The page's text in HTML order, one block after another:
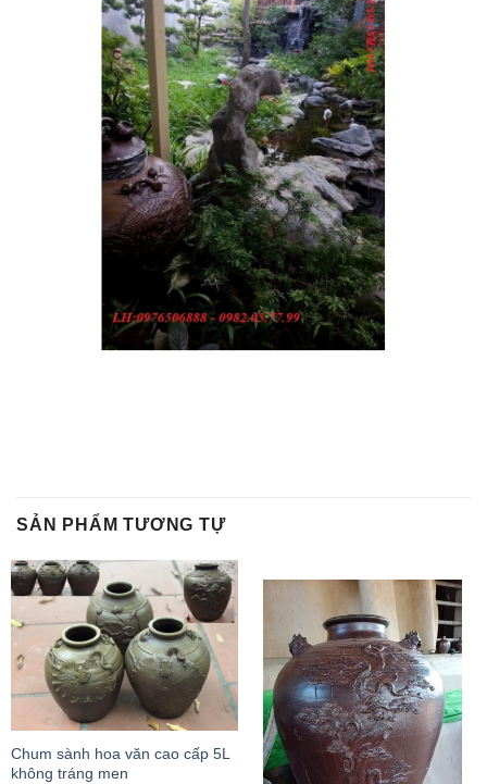
SẢN PHẨM TƯƠNG TỰ
Chum sành hoa văn cao cấp 5L
không tráng men